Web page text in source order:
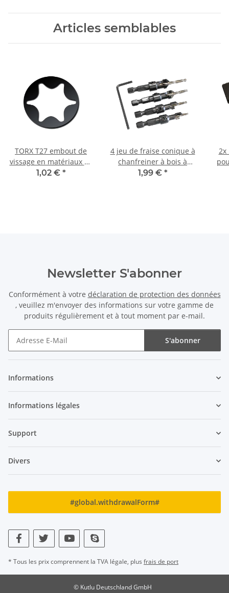
Articles semblables
TORX T27 embout de
vissage en matériaux 25
mm long
1,02 € *
4 jeu de fraise conique à
chanfreiner à bois à
queue 1/4" six pans
1,99 € *
2x
Newsletter S'abonner
Conformément à votre déclaration de protection des données
, veuillez m'envoyer des informations sur votre gamme de
produits régulièrement et à tout moment par e-mail.
S'abonner
Informations
Informations légales
Support
Divers
#global.withdrawalForm#
* Tous les prix comprennent la TVA légale, plus frais de port
© Kutlu Deutschland GmbH